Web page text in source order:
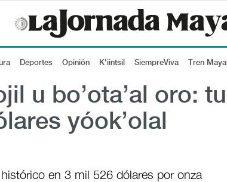
Deportes Opinión K'iintsil SiempreViva Tren Maya
u bo’ota’al oro: tu
yóok’olal
en 3 mil 526 dólares por onza